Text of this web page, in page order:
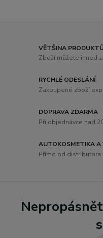
VĚTŠINA
Zboží můžete ihned
RYCHLÉ ODESLÁNÍ
Zakoupené zboží
DOPRAVA ZDARMA
Při objednávce nad
AUTOKOSMETIKA A
Přímo od distributora